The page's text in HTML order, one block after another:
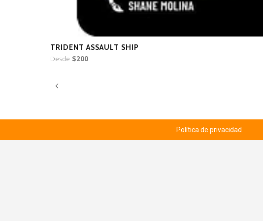
TRIDENT ASSAULT SHIP
Desde $200
Política de privacidad